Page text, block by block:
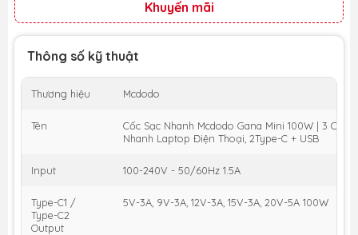
Khuyến mãi
Thông số kỹ thuật
Thương hiệu Mcdodo
Tên
Cốc Sạc Nhanh Mcdodo Gana Mini 100W | 3 Cổng
Nhanh Laptop Điện Thoại, 2Type-C + USB
Input 100-240V - 50/60Hz 1.5A
Type-C1 /
Type-C2
Output
5V-3A, 9V-3A, 12V-3A, 15V-3A, 20V-5A 100W